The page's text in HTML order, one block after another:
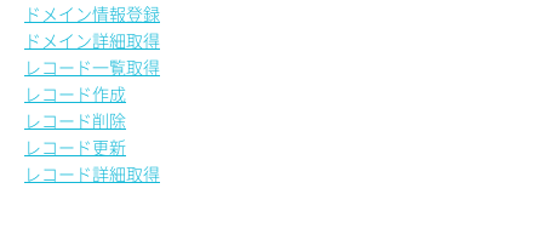
ドメイン情報登録
ドメイン詳細取得
レコード一覧取得
レコード作成
レコード削除
レコード更新
レコード詳細取得